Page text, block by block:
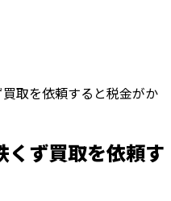
取を依頼すると税金がか
くず買取を依頼す